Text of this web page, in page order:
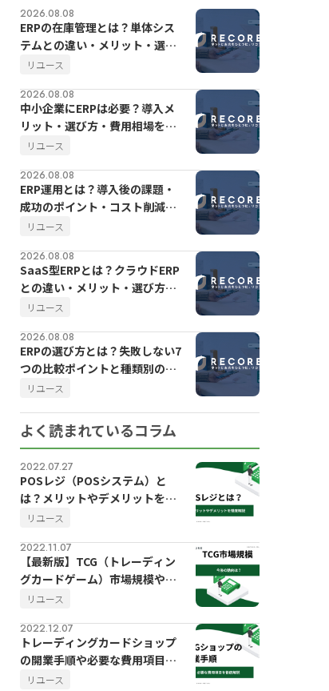
2026.08.08
ERPの在庫管理とは？単体シス
テムとの違い・メリット・選び
方をわかりやすく解説
リユース
2026.08.08
中小企業にERPは必要？導入メ
リット・選び方・費用相場をわ
かりやすく解説
リユース
2026.08.08
ERP運用とは？導入後の課題・
成功のポイント・コスト削減の
方法をわかりやすく解説
リユース
2026.08.08
SaaS型ERPとは？クラウドERP
との違い・メリット・選び方を
わかりやすく解説
リユース
2026.08.08
ERPの選び方とは？失敗しない7
つの比較ポイントと種類別の特
徴を解説
リユース
よく読まれているコラム
2022.07.27
POSレジ（POSシステム）と
は？メリットやデメリットを徹
底解説
リユース
2022.11.07
【最新版】TCG（トレーディン
グカードゲーム）市場規模や今
後の動向
リユース
2022.12.07
トレーディングカードショップ
の開業手順や必要な費用項目を
徹底解説
リユース